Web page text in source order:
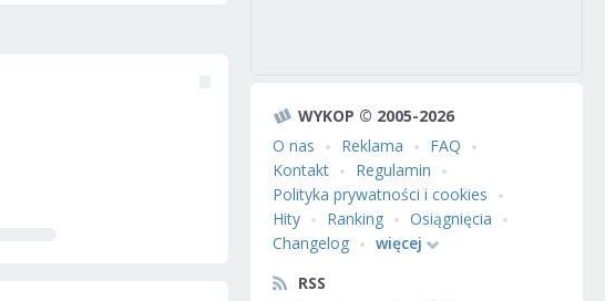
WYKOP © 2005-2026
O nas
Reklama
FAQ
Kontakt
Regulamin
Polityka prywatności i cookies
Hity
Ranking
Osiągnięcia
Changelog
więcej
RSS